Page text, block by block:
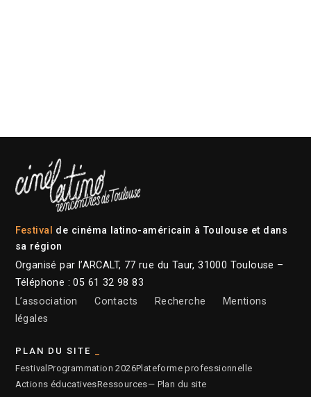
Festival de cinéma latino-américain à Toulouse et dans
sa région
Organisé par l’ARCALT, 77 rue du Taur, 31000 Toulouse –
Téléphone : 05 61 32 98 83
L’association
Contacts Recherche
Mentions
légales
PLAN DU SITE
Festival Programmation 2026Plateforme professionnelle
Actions éducativesRessources— Plan du site